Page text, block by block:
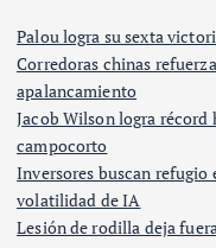
Palou logra su sexta
Corredoras chinas
apalancamiento
Jacob Wilson logra récord
campocorto
Inversores buscan refugio
volatilidad de IA
Lesión de rodilla deja